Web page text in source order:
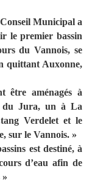
Municipal a
le premier bassin
du Vannois, se
quittant Auxonne,
être aménagés à
du Jura, un à La
Verdelet et le
sur le Vannois. »
est destiné, à
d’eau afin de
»